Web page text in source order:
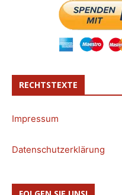
RECHTSTEXTE
Impressum
Datenschutzerklärung